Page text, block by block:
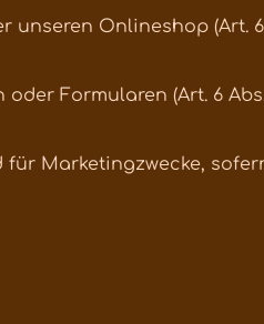
Onlineshop (Art. 6
Formularen (Art. 6
Marketingzwecke,